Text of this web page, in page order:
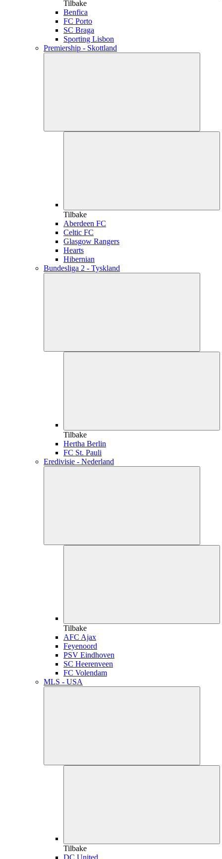
Tilbake
Benfica
FC Porto
SC Braga
Sporting Lisbon
Premiership - Skottland
Tilbake
Aberdeen FC
Celtic FC
Glasgow Rangers
Hearts
Hibernian
Bundesliga 2 - Tyskland
Tilbake
Hertha Berlin
FC St. Pauli
Eredivisie - Nederland
Tilbake
AFC Ajax
Feyenoord
PSV Eindhoven
SC Heerenveen
FC Volendam
MLS - USA
Tilbake
DC United